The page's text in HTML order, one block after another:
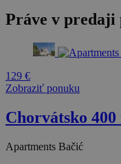
Práve v predaji
129 €
Zobraziť ponuku
Chorvátsko
Apartments Bačić